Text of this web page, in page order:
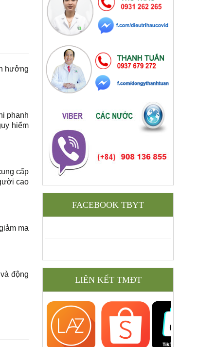
hưởng
phanh
hiểm
cấp
cao
ma
động
FACEBOOK TBYT
LIÊN KẾT TMĐT